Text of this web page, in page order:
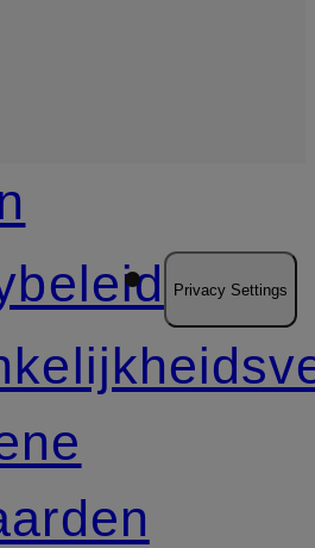
Privacy Settings